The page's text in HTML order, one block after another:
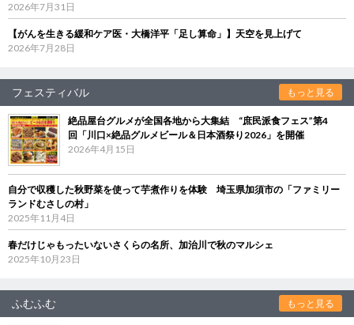
2026年7月31日
【がんを生きる緩和ケア医・大橋洋平「足し算命」】天空を見上げて
2026年7月28日
フェスティバル もっと見る
絶品屋台グルメが全国各地から大集結 “庶民派食フェス”第4
回「川口×絶品グルメビール＆日本酒祭り2026」を開催
2026年4月15日
自分で収穫した秋野菜を使って芋煮作りを体験 埼玉県加須市の「ファミリー
ランドむさしの村」
2025年11月4日
春だけじゃもったいないさくらの名所、加治川で秋のマルシェ
2025年10月23日
ふむふむ もっと見る